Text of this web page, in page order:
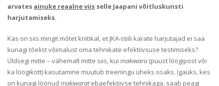
arvates ainuke reaalne viis selle Jaapani võitluskunsti
harjutamiseks.
Kas on siis mingit mõtet kriitikal, et JKA-stiili karate harjutajad ei saa
kunagi tõelist võimalust oma tehnikate efektiivsuse testimiseks?
Üldsegi mitte – vähemalt mitte siis, kui makiwara (puust löögipost või
ka löögikott) kasutamine muutub treeningu üheks osaks. Igaüks, kes
on kunagi löönud makiwaratebaefektiivse tehnikaga, saab peagi